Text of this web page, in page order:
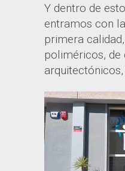
Y dentro de
entramos con
primera
poliméricos, de
arquitectónicos,